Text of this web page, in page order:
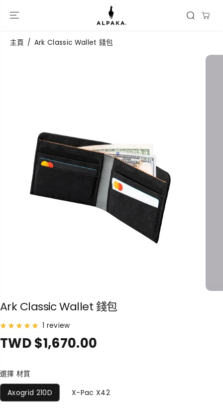
跳到內容
主頁 Ark Classic Wallet 錢包
Ark Classic Wallet 錢包
1 review
正
價
格
TWD $1,670.00
選擇 材質
Axogrid 210D X-Pac X42